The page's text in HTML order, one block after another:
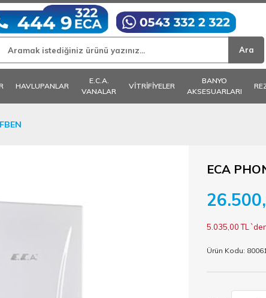
HAVLUPANLAR
E.C.A.
VANALAR
VİTRİFİYELER
BANYO
AKSESUARLARI
ECA
5.035,00 TL
Ürün Kodu: